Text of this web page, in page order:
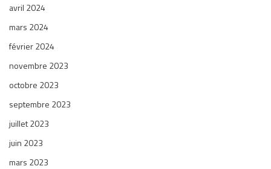
avril 2024
mars 2024
février 2024
novembre 2023
octobre 2023
septembre 2023
juillet 2023
juin 2023
mars 2023